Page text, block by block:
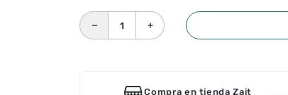
＋
－
Compra en tienda Zait